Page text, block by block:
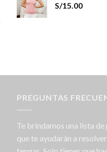
S/15.00
PREGUNTAS
Te brindamos una lista
que te ayudarán a